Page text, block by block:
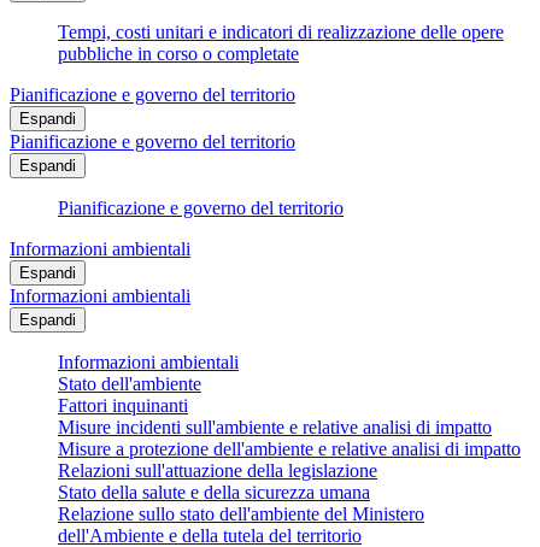
Tempi, costi unitari e indicatori di realizzazione delle opere
pubbliche in corso o completate
Pianificazione e governo del territorio
Espandi
Pianificazione e governo del territorio
Espandi
Pianificazione e governo del territorio
Informazioni ambientali
Espandi
Informazioni ambientali
Espandi
Informazioni ambientali
Stato dell'ambiente
Fattori inquinanti
Misure incidenti sull'ambiente e relative analisi di impatto
Misure a protezione dell'ambiente e relative analisi di impatto
Relazioni sull'attuazione della legislazione
Stato della salute e della sicurezza umana
Relazione sullo stato dell'ambiente del Ministero
dell'Ambiente e della tutela del territorio